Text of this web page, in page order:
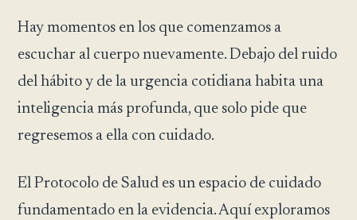
Hay momentos en los que comenzamos a
escuchar al cuerpo nuevamente. Debajo del ruido
del hábito y de la urgencia cotidiana habita una
inteligencia más profunda, que solo pide que
regresemos a ella con cuidado.
El Protocolo de Salud es un espacio de cuidado
fundamentado en la evidencia. Aquí exploramos